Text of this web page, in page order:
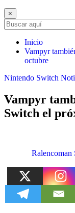
×
Inicio
Vampyr
octubre
Nintendo Switch
Vampyr
Switch el
Ralencoman